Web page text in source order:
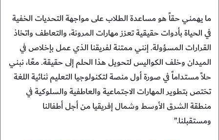
ما يهمني حقاً هو مساعدة الطلاب على مواجهة التحديات الخفية
في الحياة بأدوات حقيقية تعزز مهارات المرونة، والتعاطف واتخاذ
القرارات المسؤولة. إنني ممتنة لفريقنا الذي عمل بإخلاص في
الميدان وخلف الكواليس لتحويل هذا الحلم إلى حقيقة. معًا، نبني
حلاً مستداماً في صورة أول منصة لتكنولوجيا التعليم ثنائية اللغة
تختص بتطوير المهارات الاجتماعية والعاطفية والسلوكية في
منطقة الشرق الأوسط وشمال إفريقيا من أجل أطفالنا
ومستقبلنا.”